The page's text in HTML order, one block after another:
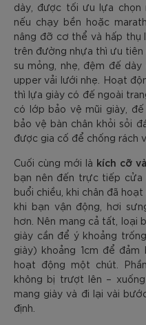
dày, được tối ưu lựa chọn
nếu chạy bền hoặc
nâng đỡ cơ thể và hấp
trên đường nhựa thì ưu
su mỏng, nhẹ, đệm đế
upper vải lưới nhẹ. Hoạt
thì lựa giày có đế ngoài
có lớp bảo vệ mũi giày,
bảo vệ bàn chân khỏi sỏi
được gia cố để chống rách
Cuối cùng mới là kích cỡ
bạn nên đến trực tiếp
buổi chiều, khi chân đã
khi bạn vận động, hơi
hơn. Nên mang cả tất, loại
giày cần để ý khoảng
giày) khoảng 1cm để
hoạt động một chút.
không bị trượt lên –
mang giày và đi lại vài
định.